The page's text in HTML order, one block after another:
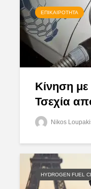
ΕΠΙΚΑΙΡΌΤΗΤΑ
Κίνηση
Τσεχία
Nikos
HYDROGEN FUEL